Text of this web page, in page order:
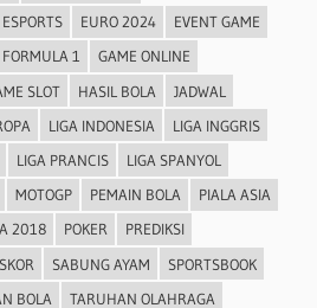
ESPORTS EURO 2024
EVENT GAME
FORMULA 1
GAME ONLINE
SLOT HASIL BOLA
JADWAL
LIGA INDONESIA
LIGA INGGRIS
LIGA PRANCIS
LIGA SPANYOL
MOTOGP PEMAIN BOLA
PIALA ASIA
2018 POKER
PREDIKSI
SABUNG AYAM
SPORTSBOOK
BOLA TARUHAN OLAHRAGA